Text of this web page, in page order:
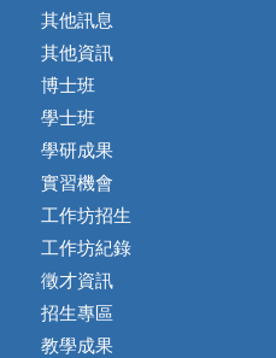
其他訊息
其他資訊
博士班
學士班
學研成果
實習機會
工作坊招生
工作坊紀錄
徵才資訊
招生專區
教學成果